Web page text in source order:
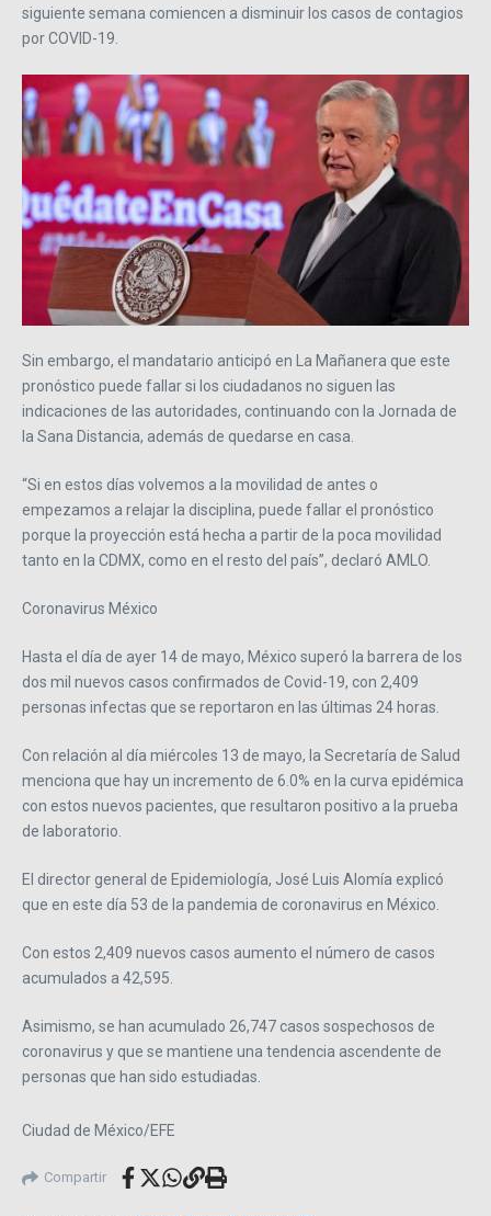
siguiente semana comiencen a disminuir los casos de contagios
por COVID-19.
Sin embargo, el mandatario anticipó en La Mañanera que este
pronóstico puede fallar si los ciudadanos no siguen las
indicaciones de las autoridades, continuando con la Jornada de
la Sana Distancia, además de quedarse en casa.
“Si en estos días volvemos a la movilidad de antes o
empezamos a relajar la disciplina, puede fallar el pronóstico
porque la proyección está hecha a partir de la poca movilidad
tanto en la CDMX, como en el resto del país”, declaró AMLO.
Coronavirus México
Hasta el día de ayer 14 de mayo, México superó la barrera de los
dos mil nuevos casos confirmados de Covid-19, con 2,409
personas infectas que se reportaron en las últimas 24 horas.
Con relación al día miércoles 13 de mayo, la Secretaría de Salud
menciona que hay un incremento de 6.0% en la curva epidémica
con estos nuevos pacientes, que resultaron positivo a la prueba
de laboratorio.
El director general de Epidemiología, José Luis Alomía explicó
que en este día 53 de la pandemia de coronavirus en México.
Con estos 2,409 nuevos casos aumento el número de casos
acumulados a 42,595.
Asimismo, se han acumulado 26,747 casos sospechosos de
coronavirus y que se mantiene una tendencia ascendente de
personas que han sido estudiadas.
Ciudad de México/EFE
Compartir